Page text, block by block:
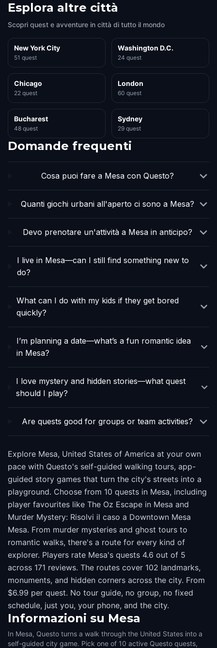
Esplora altre città
Scopri quest e avventure in città di tutto il mondo
New York City
51 quest
Washington D.C.
24 quest
Chicago
22 quest
London
60 quest
Bucharest
48 quest
Sydney
29 quest
Domande frequenti
Cosa puoi fare a Mesa con Questo?
Quanti giochi urbani all'aperto ci sono a Mesa?
Devo prenotare un'attività a Mesa in anticipo?
I live in Mesa—can I still find something new to
do?
What can I do with my kids if they get bored
quickly?
I’m planning a date—what’s a fun romantic idea
in Mesa?
I love mystery and hidden stories—what quest
should I play?
Are quests good for groups or team activities?
Explore Mesa, United States of America at your own
pace with Questo's self-guided walking tours, app-
guided story games that turn the city's streets into a
playground. Choose from 10 quests in Mesa, including
player favourites like The Oz Escape in Mesa and
Murder Mystery: Risolvi il caso a Downtown Mesa
Mesa. From murder mysteries and ghost tours to
romantic walks, there's a route for every kind of
explorer. Players rate Mesa's quests 4.6 out of 5
across 171 reviews. The routes cover 102 landmarks,
monuments, and hidden corners across the city. From
$6.99 per quest. No tour guide, no group, no fixed
schedule, just you, your phone, and the city.
Informazioni su Mesa
In Mesa, Questo turns a walk through the United States into a
self-guided city game. Pick one of 10 active Questo quests,